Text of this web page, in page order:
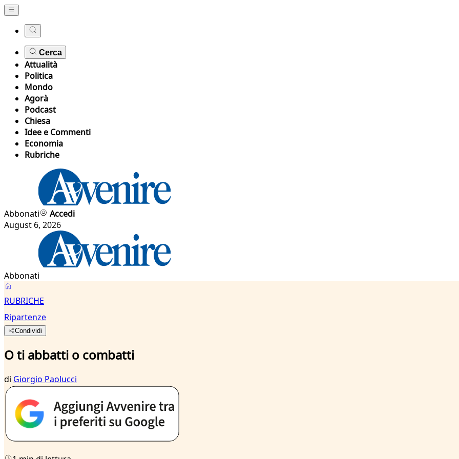
Cerca
Attualità
Politica
Mondo
Agorà
Podcast
Chiesa
Idee e Commenti
Economia
Rubriche
Abbonati
Accedi
August 6, 2026
Abbonati
RUBRICHE
Ripartenze
Condividi
O ti abbatti o combatti
di Giorgio Paolucci